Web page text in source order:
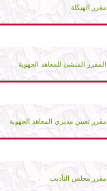
مقرر الهيكلة
المقرر المنشئ للمعاهد الجهوية
مقرر تعيين مديري المعاهد الجهوية
مقرر مجلس التأديب